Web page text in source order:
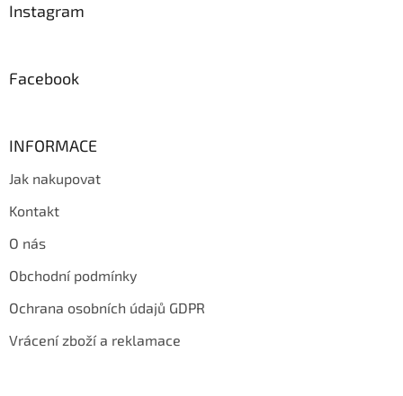
Instagram
Facebook
INFORMACE
Jak nakupovat
Kontakt
O nás
Obchodní podmínky
Ochrana osobních údajů GDPR
Vrácení zboží a reklamace